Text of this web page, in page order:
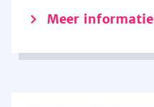
Meer informatie